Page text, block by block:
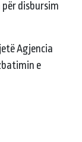
disbursim
Agjencia
e